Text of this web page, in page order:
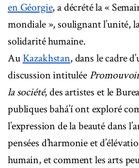
en Géorgie, a décrété la «
mondiale », soulignant l’unité,
solidarité humaine.
Au Kazakhstan, dans le cadre
discussion intitulée
la société, des artistes et le
publiques bahá’í ont exploré
l’expression de la beauté dans
pensées d’harmonie et
humain, et comment les arts